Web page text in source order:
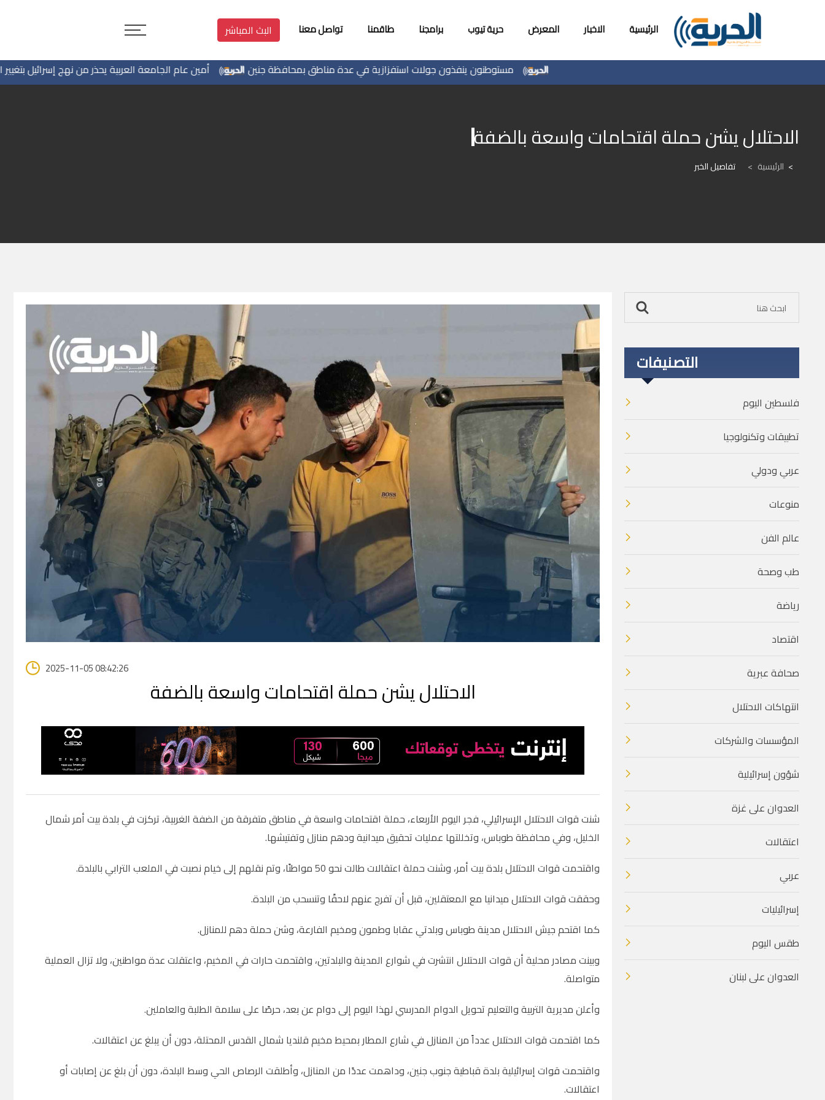
الرئيسية الاخبار المعرض حرية تيوب برامجنا طاقمنا تواصل معنا البث المباشر
أمين عام الجامعة العربية يحذر من نهج إسرائيل بتغيير مستوطنون ينفذون جولات استفزازية في عدة مناطق بمحافظة جنين
الاحتلال يشن حملة اقتحامات واسعة بالضفة
الرئيسية > تفاصيل الخبر
2025-11-05 08:42:26
الاحتلال يشن حملة اقتحامات واسعة بالضفة
شنت قوات الاحتلال الإسرائيلي، فجر اليوم الأربعاء، حملة اقتحامات واسعة في مناطق متفرقة من الضفة الغربية، تركزت في بلدة بيت أمر شمال
الخليل، وفي محافظة طوباس، وتخللتها عمليات تحقيق ميدانية ودهم منازل وتفتيشها.
واقتحمت قوات الاحتلال بلدة بيت أمر، وشنت حملة اعتقالات طالت نحو 50 مواطنًا، وتم نقلهم إلى خيام نصبت في الملعب الترابي بالبلدة.
وحققت قوات الاحتلال ميدانيا مع المعتقلين، قبل أن تفرج عنهم لاحقًا وتنسحب من البلدة.
كما اقتحم جيش الاحتلال مدينة طوباس وبلدتي عقابا وطمون ومخيم الفارعة، وشن حملة دهم للمنازل.
وبينت مصادر محلية أن قوات الاحتلال انتشرت في شوارع المدينة والبلدتين، واقتحمت حارات في المخيم، واعتقلت عدة مواطنين، ولا تزال العملية
متواصلة.
وأعلن مديرية التربية والتعليم تحويل الدوام المدرسي لهذا اليوم إلى دوام عن بعد، حرصًا على سلامة الطلبة والعاملين.
كما اقتحمت قوات الاحتلال عدداً من المنازل في شارع المطار بمحيط مخيم قلنديا شمال القدس المحتلة، دون أن يبلغ عن اعتقالات.
واقتحمت قوات إسرائيلية بلدة قباطية جنوب جنين، وداهمت عددًا من المنازل، وأطلقت الرصاص الحي وسط البلدة، دون أن بلغ عن إصابات أو
اعتقالات.
التصنيفات
فلسطين اليوم
تطبيقات وتكنولوجيا
عربي ودولي
منوعات
عالم الفن
طب وصحة
رياضة
اقتصاد
صحافة عبرية
انتهاكات الاحتلال
المؤسسات والشركات
شؤون إسرائيلية
العدوان على غزة
اعتقالات
عربي
إسرائيليات
طقس اليوم
العدوان على لبنان